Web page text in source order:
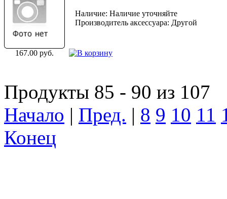
Наличие: Наличие уточняйте
Производитель аксессуара: Другой
167.00 руб.
Продукты 85 - 90 из 107
Начало | Пред. | 8 9 10 11
Конец